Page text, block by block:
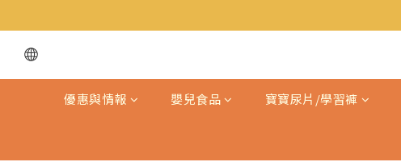
優惠與情報 嬰兒食品 寶寶尿片/學習褲